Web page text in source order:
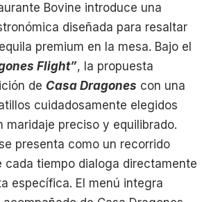
Bovine introduce una
diseñada para resaltar
premium en la mesa. Bajo el
Flight”, la propuesta
de Casa Dragones con una
cuidadosamente elegidos
maridaje preciso y equilibrado.
presenta como un recorrido
cada tiempo dialoga directamente
específica. El menú integra